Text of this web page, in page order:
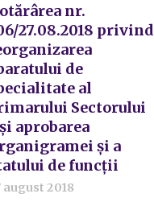
nr.
27.08.2018 privind
de
al
Sectorului
aprobarea
și a
de funcții
august 2018